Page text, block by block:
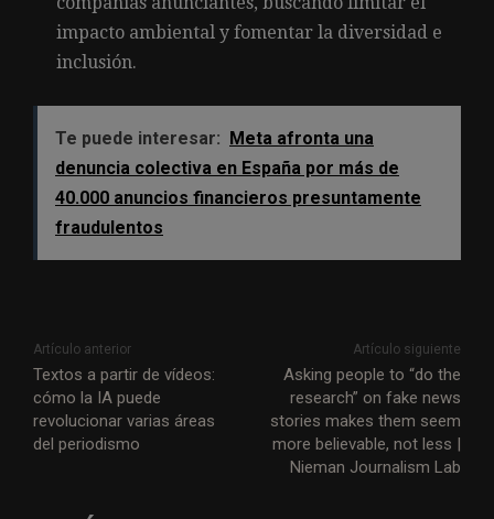
impacto ambiental y fomentar la diversidad e
inclusión.
Te puede interesar: Meta afronta una
denuncia colectiva en España por más de
40.000 anuncios financieros presuntamente
fraudulentos
Artículo anterior
Textos a partir de vídeos:
cómo la IA puede
revolucionar varias áreas
del periodismo
Artículo siguiente
Asking people to “do the
research” on fake news
stories makes them seem
more believable, not less |
Nieman Journalism Lab